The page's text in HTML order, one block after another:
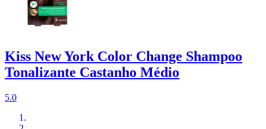
Kiss New York Color Change Shampoo
Tonalizante Castanho Médio
5.0